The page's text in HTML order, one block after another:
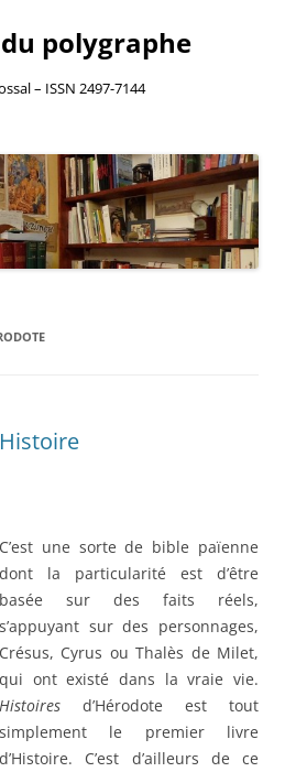
polygraphe
– ISSN 2497-7144
au
contenu
C’est une sorte de bible païenne
dont la particularité est d’être
basée sur des faits réels,
s’appuyant sur des personnages,
Crésus, Cyrus ou Thalès de Milet,
qui ont existé dans la vraie vie.
Histoires d’Hérodote est tout
simplement le premier livre
d’Histoire. C’est d’ailleurs de ce